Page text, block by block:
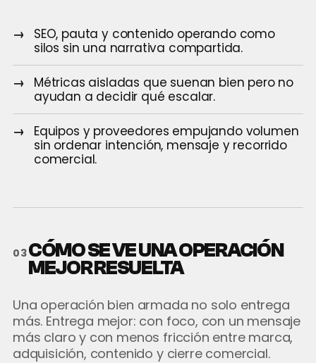
SEO, pauta y contenido operando como
silos sin una narrativa compartida.
Métricas aisladas que suenan bien pero no
ayudan a decidir qué escalar.
Equipos y proveedores empujando volumen
sin ordenar intención, mensaje y recorrido
comercial.
03CÓMO SE VE UNA OPERACIÓN
MEJOR RESUELTA
Una operación bien armada no solo entrega
más. Entrega mejor: con foco, con un mensaje
más claro y con menos fricción entre marca,
adquisición, contenido y cierre comercial.